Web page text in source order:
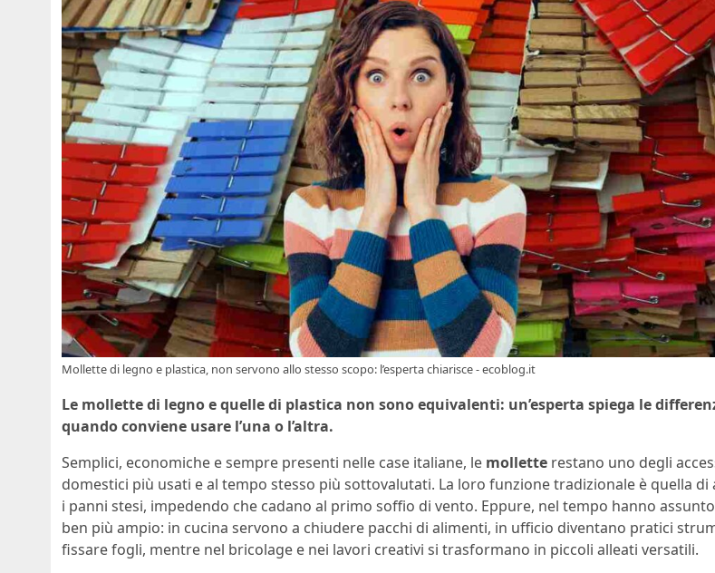
Mollette di legno e plastica, non servono allo stesso scopo: l’esperta chiarisce - ecoblog.it
Le mollette di legno e quelle di plastica non sono equivalenti: un’esperta spiega le
quando conviene usare l’una o l’altra.
Semplici, economiche e sempre presenti nelle case italiane, le mollette restano uno degli
domestici più usati e al tempo stesso più sottovalutati. La loro funzione tradizionale è quella di
i panni stesi, impedendo che cadano al primo soffio di vento. Eppure, nel tempo hanno
ben più ampio: in cucina servono a chiudere pacchi di alimenti, in ufficio diventano pratici
fissare fogli, mentre nel bricolage e nei lavori creativi si trasformano in piccoli alleati versatili.